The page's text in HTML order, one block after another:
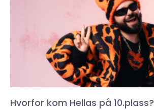
Hvorfor kom Hellas på 10.plass?